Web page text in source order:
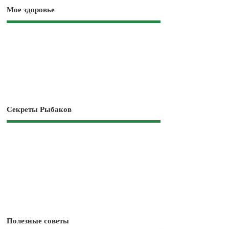
Мое здоровье
Секреты Рыбаков
Полезные советы